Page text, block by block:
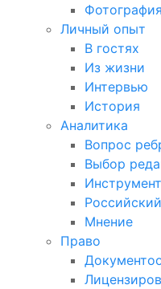
Фотография
Личный опыт
В гостях
Из жизни
Интервью
История
Аналитика
Вопрос
Выбор
Мнение
Право